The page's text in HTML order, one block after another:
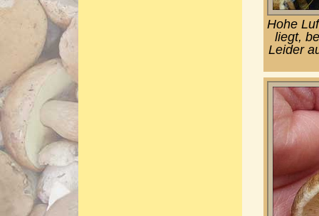
Hohe
liegt,
Leider